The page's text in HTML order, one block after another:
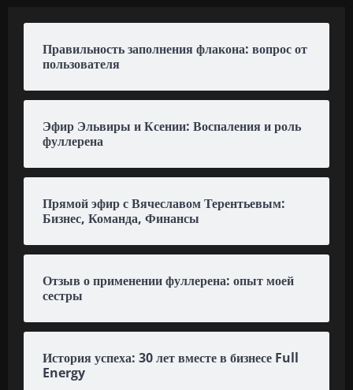
Правильность заполнения флакона: вопрос от
пользователя
Эфир Эльвиры и Ксении: Воспаления и роль
фуллерена
Прямой эфир с Вячеславом Терентьевым:
Бизнес, Команда, Финансы
Отзыв о применении фуллерена: опыт моей
сестры
История успеха: 30 лет вместе в бизнесе Full
Energy